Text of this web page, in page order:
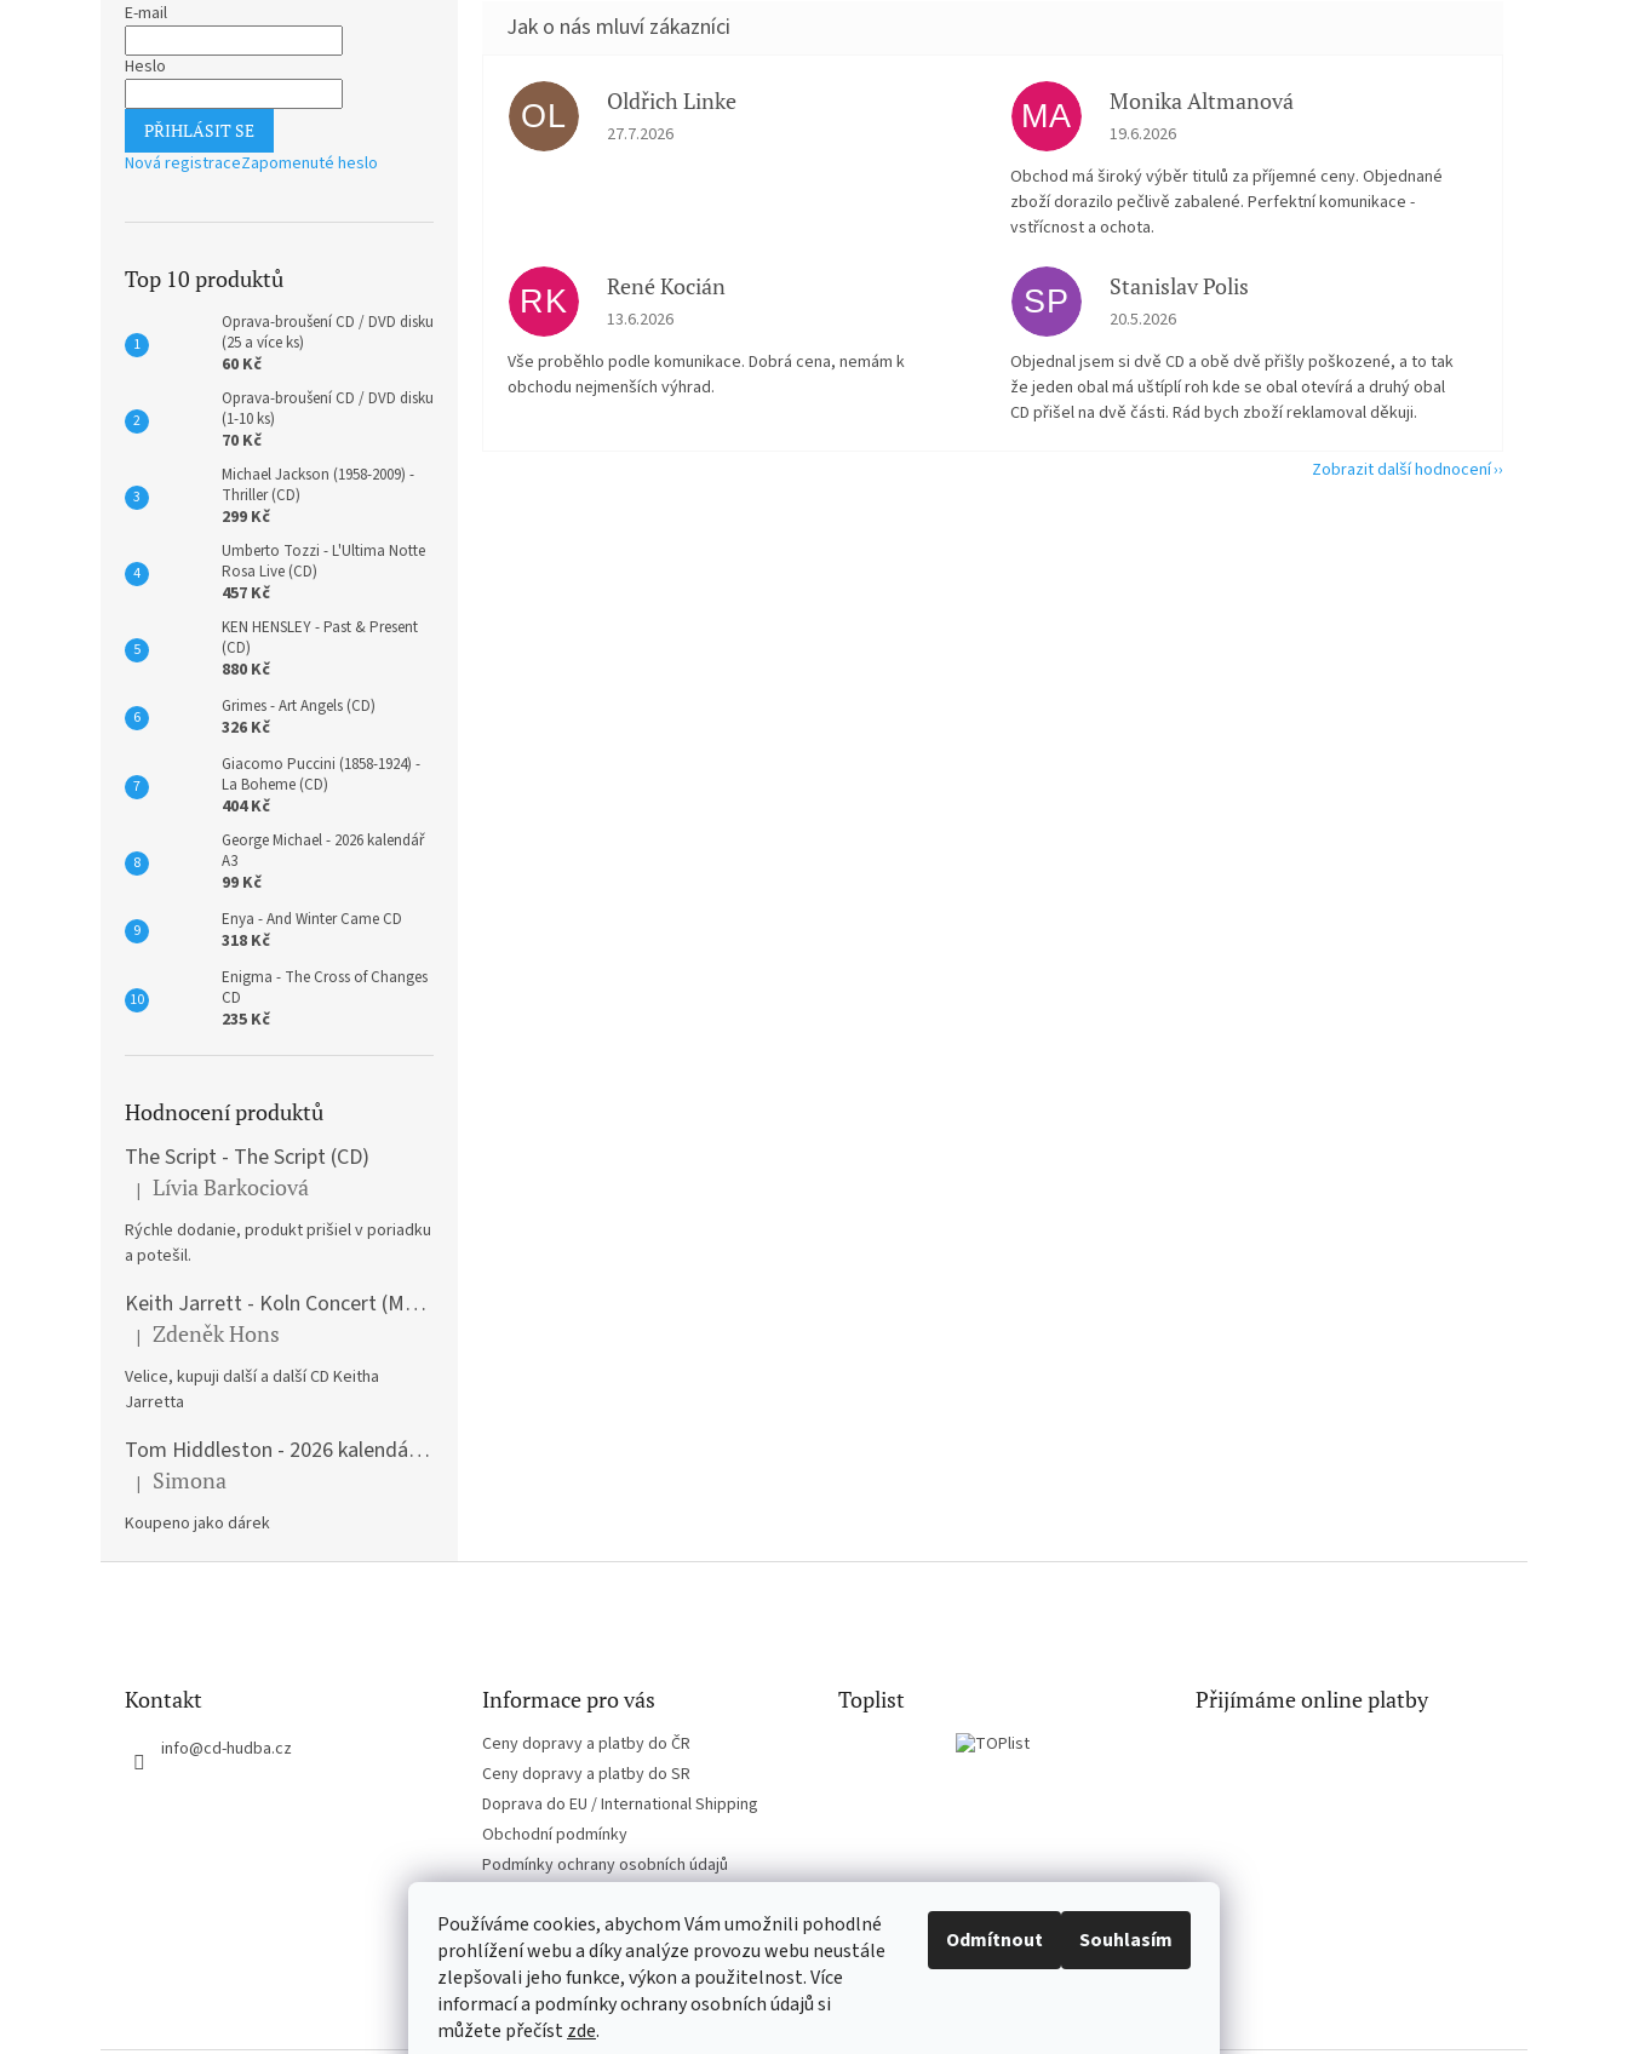
Používáme cookies, abychom Vám umožnili pohodlné
prohlížení webu a díky analýze provozu webu neustále
zlepšovali jeho funkce, výkon a použitelnost. Více
informací a podmínky ochrany osobních údajů si
můžete přečístzde.
Odmítnout Souhlasím
E-mail
Heslo
PŘIHLÁSIT SE
Nová registraceZapomenuté heslo
Top 10 produktů
Oprava-broušení CD / DVD disku
(25 a více ks)
60 Kč
Oprava-broušení CD / DVD disku
(1-10 ks)
70 Kč
Michael Jackson (1958-2009) -
Thriller (CD)
299 Kč
Umberto Tozzi - L'Ultima Notte
Rosa Live (CD)
457 Kč
KEN HENSLEY - Past & Present
(CD)
880 Kč
Grimes - Art Angels (CD)
326 Kč
Giacomo Puccini (1858-1924) -
La Boheme (CD)
404 Kč
George Michael - 2026 kalendář
A3
99 Kč
Enya - And Winter Came CD
318 Kč
Enigma - The Cross of Changes
CD
235 Kč
Hodnocení produktů
The Script - The Script (CD)
Hodnocení produktu je 5 z 5 hvězdiček.
| Lívia Barkociová
Rýchle dodanie, produkt prišiel v poriadku
a potešil.
Keith Jarrett - Koln Concert (Music CD)
Hodnocení produktu je 5 z 5 hvězdiček.
| Zdeněk Hons
Velice, kupuji další a další CD Keitha
Jarretta
Tom Hiddleston - 2026 kalendář A3
Hodnocení produktu je 5 z 5 hvězdiček.
| Simona
Koupeno jako dárek
OL Oldřich Linke
Hodnocení obchodu je 5 z 5 hvězdiček.
27.7.2026 MA Monika Altmanová
Hodnocení obchodu je 5 z 5 hvězdiček.
19.6.2026
Obchod má široký výběr titulů za příjemné ceny. Objednané
zboží dorazilo pečlivě zabalené. Perfektní komunikace -
vstřícnost a ochota.
RK René Kocián
Hodnocení obchodu je 5 z 5 hvězdiček.
13.6.2026
Vše proběhlo podle komunikace. Dobrá cena, nemám k
obchodu nejmenších výhrad.
SP Stanislav Polis
Hodnocení obchodu je 2 z 5 hvězdiček.
20.5.2026
Objednal jsem si dvě CD a obě dvě přišly poškozené, a to tak
že jeden obal má uštíplí roh kde se obal otevírá a druhý obal
CD přišel na dvě části. Rád bych zboží reklamoval děkuji.
Zobrazit další hodnocení
Kontakt
info@cd-hudba.cz
Informace pro vás
Ceny dopravy a platby do ČR
Ceny dopravy a platby do SR
Doprava do EU / International Shipping
Obchodní podmínky
Podmínky ochrany osobních údajů
Toplist Přijímáme online platby
EN-filmy.cz CD-Soundtrack.cz